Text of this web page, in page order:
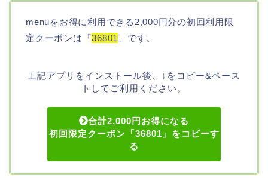
menuをお得に利用できる2,000円分の初回利用限
定クーポンは「36801 」です。
上記アプリをインストール後、↓をコピー&ペース
トしてご利用ください。
合計2,000円お得になる
初回限定クーポン「36801」をコピーす
る